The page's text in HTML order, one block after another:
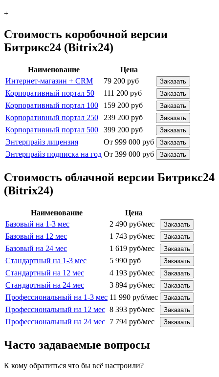
+
Стоимость коробочной версии
Битрикс24 (Bitrix24)
Наименование
Цена
Интернет-магазин + CRM
79 200 руб Заказать
Корпоративный портал 50 111 200 руб Заказать
Корпоративный портал 100 159 200 руб Заказать
Корпоративный портал 250 239 200 руб Заказать
Корпоративный портал 500 399 200 руб Заказать
Энтерпрайз лицензия От 999 000 руб Заказать
Энтерпрайз подписка на год От 399 000 руб Заказать
Стоимость облачной версии Битрикс24
(Bitrix24)
Наименование
Цена
Базовый на 1-3 мес
2 490 руб/мес Заказать
Базовый на 12 мес 1 743 руб/мес Заказать
Базовый на 24 мес 1 619 руб/мес Заказать
Стандартный на 1-3 мес 5 990 руб Заказать
Стандартный на 12 мес 4 193 руб/мес Заказать
Стандартный на 24 мес 3 894 руб/мес Заказать
Профессиональный на 1-3 мес 11 990 руб/мес Заказать
Профессиональный на 12 мес 8 393 руб/мес Заказать
Профессиональный на 24 мес 7 794 руб/мес Заказать
Часто задаваемые вопросы
К кому обратиться что бы всё настроили?